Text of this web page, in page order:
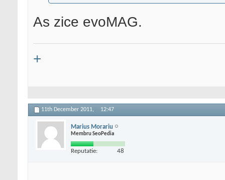
As zice evoMAG.
+
11th December 2011, 12:47
Marius Morariu
Membru SeoPedia
Reputatie: 48